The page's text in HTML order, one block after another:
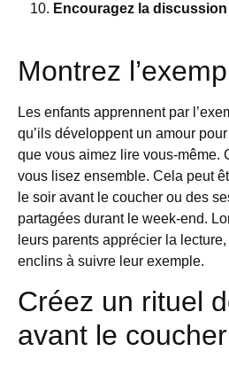
Encouragez la
Montrez
Les enfants apprennent par
qu’ils développent un amour
que vous aimez lire vous-même.
vous lisez ensemble. Cela peut
le soir avant le coucher ou des
partagées durant le week-end.
leurs parents apprécier la
enclins à suivre leur exemple.
Créez un rituel
avant le coucher